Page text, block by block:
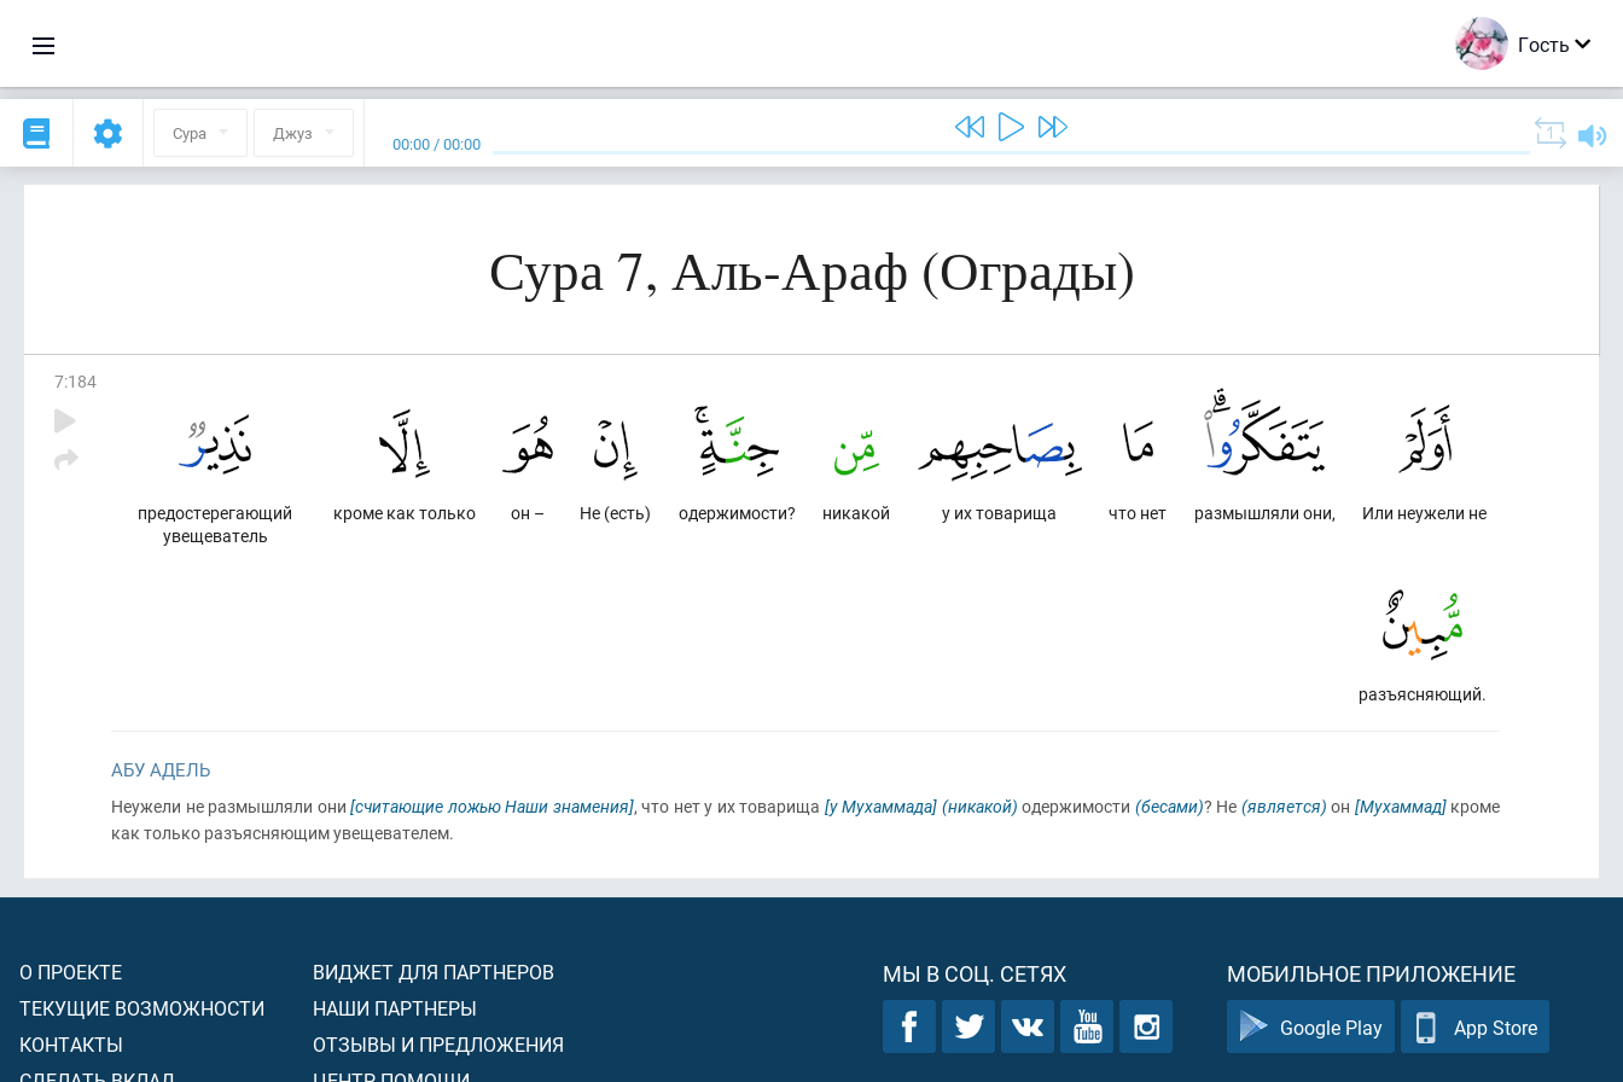
Гость
Сура Джуз 00:00 /00:00
Сура 7, Аль-Араф (Ограды)
7:184
Или неужели не
размышляли они,
что нет
у их товарища
никакой
одержимости?
Не (есть)
он –
кроме как только
предостерегающий
увещеватель
разъясняющий.
АБУ АДЕЛЬ
Неужели не размышляли они [считающие ложью Наши знамения], что нет у их товарища [у Мухаммада] (никакой) одержимости (бесами)? Не (является) он [Мухаммад]кроме
как только разъясняющим увещевателем.
О ПРОЕКТЕ
ТЕКУЩИЕ ВОЗМОЖНОСТИ
КОНТАКТЫ
ВИДЖЕТ ДЛЯ ПАРТНЕРОВ
НАШИ ПАРТНЕРЫ
ОТЗЫВЫ И ПРЕДЛОЖЕНИЯ
МЫ В СОЦ. СЕТЯХ МОБИЛЬНОЕ ПРИЛОЖЕНИЕ
Google Play App Store